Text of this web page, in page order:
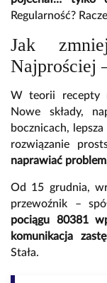
Regularność?
Jak
Najprościej
W teorii recepty
Nowe składy,
bocznicach,
rozwiązanie
naprawiać
Od 15 grudnia,
przewoźnik –
pociągu 80381
komunikacja
Stała.